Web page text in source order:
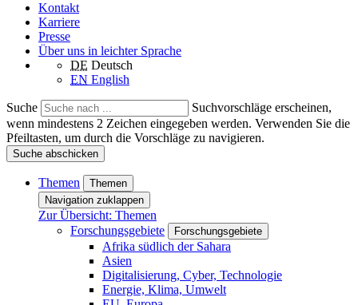
Kontakt
Karriere
Presse
Über uns in leichter Sprache
DE Deutsch
EN English
Suche
Suchvorschläge erscheinen,
wenn mindestens 2 Zeichen eingegeben werden. Verwenden Sie die
Pfeiltasten, um durch die Vorschläge zu navigieren.
Suche abschicken
Themen
Themen
Navigation zuklappen
Zur Übersicht: Themen
Forschungsgebiete
Forschungsgebiete
Afrika südlich der Sahara
Asien
Digitalisierung, Cyber, Technologie
Energie, Klima, Umwelt